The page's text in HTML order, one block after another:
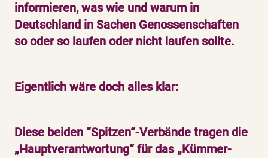
informieren, was wie und warum in
Deutschland in Sachen Genossenschaften
so oder so laufen oder nicht laufen sollte.
Eigentlich wäre doch alles klar:
Diese beiden “Spitzen“-Verbände tragen die
„Hauptverantwortung“ für das „Kümmer-